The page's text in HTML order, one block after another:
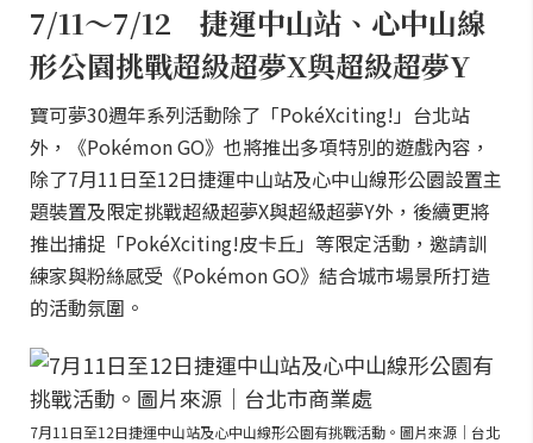
7/11～7/12 捷運中山站、心中山線
形公園挑戰超級超夢X與超級超夢Y
寶可夢30週年系列活動除了「PokéXciting!」台北站
外，《Pokémon GO》也將推出多項特別的遊戲內容，
除了7月11日至12日捷運中山站及心中山線形公園設置主
題裝置及限定挑戰超級超夢X與超級超夢Y外，後續更將
推出捕捉「PokéXciting!皮卡丘」等限定活動，邀請訓
練家與粉絲感受《Pokémon GO》結合城市場景所打造
的活動氛圍。
7月11日至12日捷運中山站及心中山線形公園有挑戰活動。圖片來源｜台北